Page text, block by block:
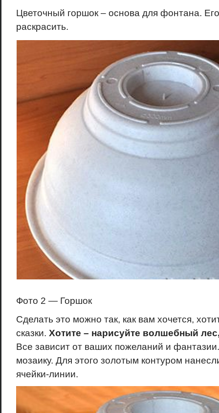
Цветочный горшок – основа для фонтана.
раскрасить.
Фото 2 — Горшок
Сделать это можно так, как вам хочется,
сказки. Хотите – нарисуйте волшебный
Все зависит от ваших пожеланий и
мозаику. Для этого золотым контуром
ячейки-линии.